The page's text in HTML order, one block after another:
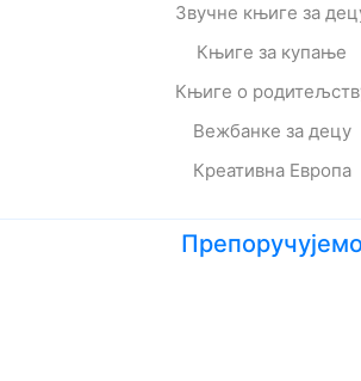
Звучне књиге за
Књиге за купање
Књиге о
Вежбанке за децу
Креативна Европа
Препоручујемо